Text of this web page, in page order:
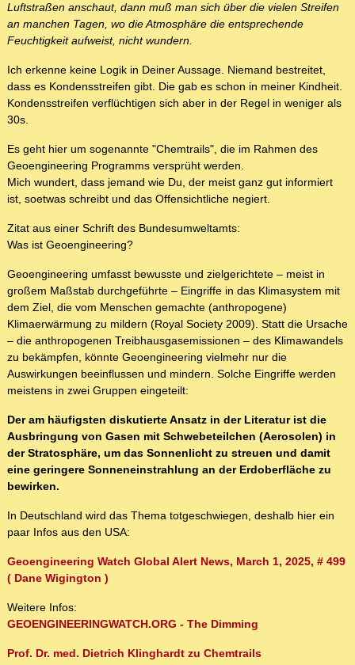
Luftstraßen anschaut, dann muß man sich über die vielen Streifen
an manchen Tagen, wo die Atmosphäre die entsprechende
Feuchtigkeit aufweist, nicht wundern.
Ich erkenne keine Logik in Deiner Aussage. Niemand bestreitet,
dass es Kondensstreifen gibt. Die gab es schon in meiner Kindheit.
Kondensstreifen verflüchtigen sich aber in der Regel in weniger als
30s.
Es geht hier um sogenannte "Chemtrails", die im Rahmen des
Geoengineering Programms versprüht werden.
Mich wundert, dass jemand wie Du, der meist ganz gut informiert
ist, soetwas schreibt und das Offensichtliche negiert.
Zitat aus einer Schrift des Bundesumweltamts:
Was ist Geoengineering?
Geoengineering umfasst bewusste und zielgerichtete – meist in
großem Maßstab durchgeführte – Eingriffe in das ⁠Klimasystem⁠ mit
dem Ziel, die vom Menschen gemachte (anthropogene)
Klimaerwärmung zu mildern (Royal Society 2009). Statt die Ursache
– die anthropogenen Treibhausgasemissionen – des Klimawandels
zu bekämpfen, könnte Geoengineering vielmehr nur die
Auswirkungen beeinflussen und mindern. Solche Eingriffe werden
meistens in zwei Gruppen eingeteilt:
Der am häufigsten diskutierte Ansatz in der Literatur ist die
Ausbringung von Gasen mit Schwebeteilchen (Aerosolen) in
der Stratosphäre, um das Sonnenlicht zu streuen und damit
eine geringere Sonneneinstrahlung an der Erdoberfläche zu
bewirken.
In Deutschland wird das Thema totgeschwiegen, deshalb hier ein
paar Infos aus den USA:
Geoengineering Watch Global Alert News, March 1, 2025, # 499
( Dane Wigington )
Weitere Infos:
GEOENGINEERINGWATCH.ORG - The Dimming
Prof. Dr. med. Dietrich Klinghardt zu Chemtrails